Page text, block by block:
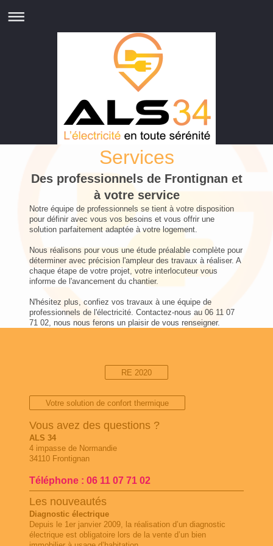
Services
Des professionnels de Frontignan et
à votre service
Notre équipe de professionnels se tient à votre disposition
pour définir avec vous vos besoins et vous offrir une
solution parfaitement adaptée à votre logement.
Nous réalisons pour vous une étude préalable complète pour
déterminer avec précision l'ampleur des travaux à réaliser. A
chaque étape de votre projet, votre interlocuteur vous
informe de l'avancement du chantier.
N'hésitez plus, confiez vos travaux à une équipe de
professionnels de l'électricité. Contactez-nous au 06 11 07
71 02, nous nous ferons un plaisir de vous renseigner.
RE 2020
Votre solution de confort thermique
Vous avez des questions ?
ALS 34
4 impasse de Normandie
34110 Frontignan
Téléphone : 06 11 07 71 02
Les nouveautés
Diagnostic électrique
Depuis le 1er janvier 2009, la réalisation d’un diagnostic
électrique est obligatoire lors de la vente d’un bien